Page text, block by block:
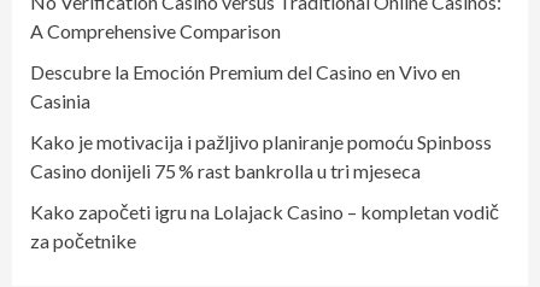
A Comprehensive Comparison
Descubre la Emoción Premium del Casino en Vivo en
Casinia
Kako je motivacija i pažljivo planiranje pomoću Spinboss
Casino donijeli 75 % rast bankrolla u tri mjeseca
Kako započeti igru na Lolajack Casino – kompletan vodič
za početnike